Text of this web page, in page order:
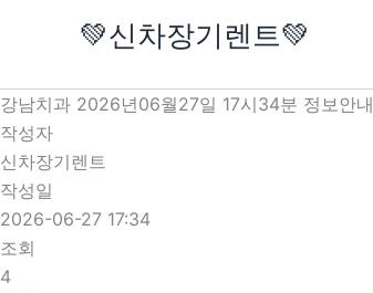
로
건
너
뛰
기
💚신차장기렌트💚
강남치과 2026년06월27일 17시34분 정보안내
작성자
신차장기렌트
작성일
2026-06-27 17:34
조회
4